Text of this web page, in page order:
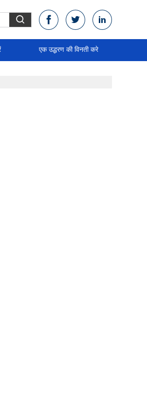
एक उद्धरण की विनती करे